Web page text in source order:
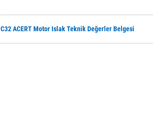
C32 ACERT Motor Islak Teknik Değerler Belgesi